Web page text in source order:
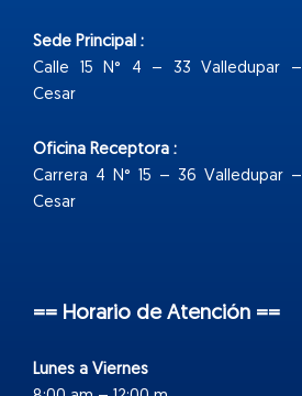
Sede Principal :
Calle 15 N° 4 – 33 Valledupar –
Cesar
Oficina Receptora :
Carrera 4 N° 15 – 36 Valledupar –
Cesar
== Horario de Atención ==
Lunes a Viernes